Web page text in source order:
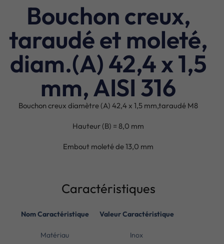
Bouchon creux,
taraudé et moleté,
diam.(A) 42,4 x 1,5
mm, AISI 316
Bouchon creux diamètre (A) 42,4 x 1,5 mm,taraudé M8
Hauteur (B) = 8,0 mm
Embout moleté de 13,0 mm
Caractéristiques
Nom Caractéristique Valeur Caractéristique
Matériau Inox